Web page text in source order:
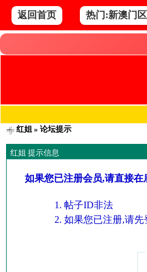
返回首页 热门:新澳门区
红姐» 论坛提示
红姐 提示信息
如果您已注册会员,请直接
帖子ID非法
如果您已注册,请